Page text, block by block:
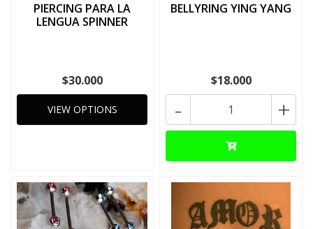
PIERCING PARA LA
LENGUA SPINNER
$30.000
VIEW OPTIONS
BELLYRING YING YANG
$18.000
+
-